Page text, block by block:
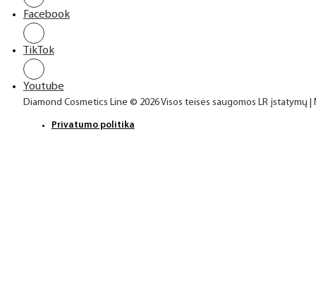
Facebook
TikTok
Youtube
Diamond Cosmetics Line © 2026 Visos teisės saugomos LR įstatymų
Privatumo politika